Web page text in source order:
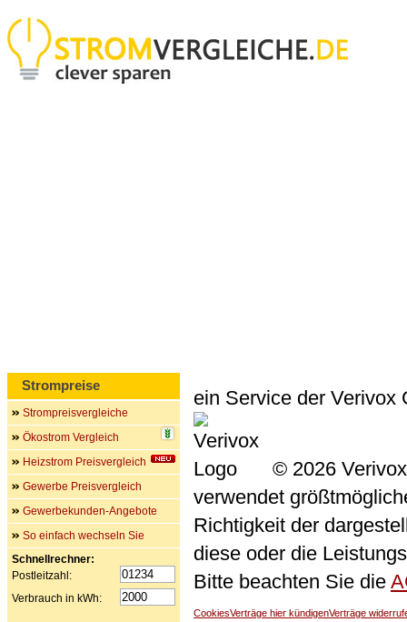
ein Service der Verivox
© 2026
verwendet
Richtigkeit der
diese oder die
Bitte beachten Sie die
CookiesVerträge hier kündigenVerträge
Strompreise
Strompreisvergleiche
Ökostrom Vergleich
Heizstrom Preisvergleich
Gewerbe Preisvergleich
Gewerbekunden-Angebote
So einfach wechseln Sie
Schnellrechner:
Postleitzahl:
Verbrauch in kWh: